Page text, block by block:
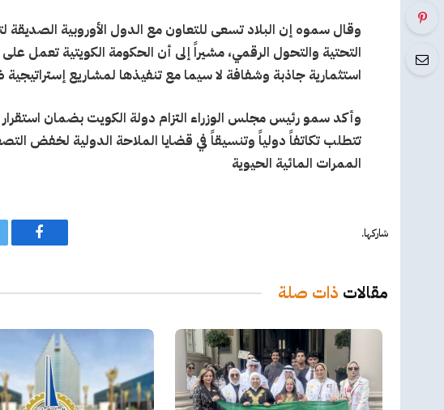
وقال سموه إن البلاد تسعى للتعاون مع الدول الأوروبية الصديقة
التحتية والتحول الرقمي، مشيراً إلى أن الحكومة الكويتية تعمل
استثمارية جاذبة وشفافة لا سيما مع تنفيذها لمشاريع
وأكد سمو رئيس مجلس الوزراء التزام دولة الكويت بضمان استقرار
تتطلب تكاتفاً دولياً وتنسيقاً في قضايا الملاحة الدولية لخفض
الممرات المائية الحيوية
شاركها.
مقالات ذات صلة